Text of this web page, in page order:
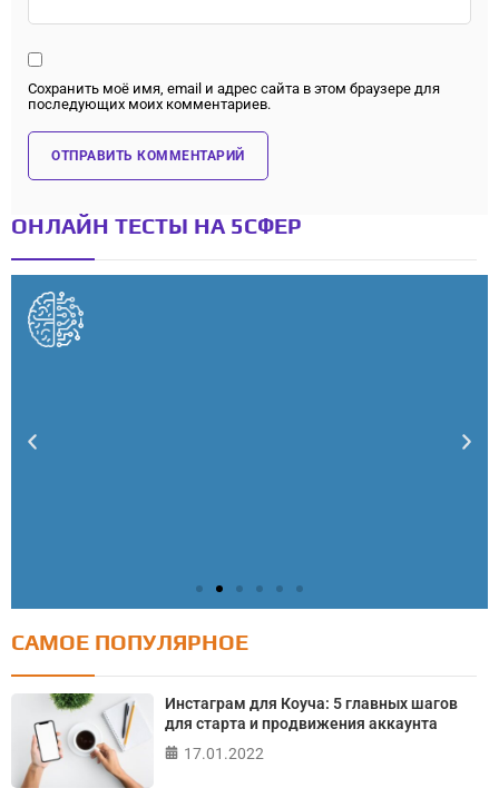
Сохранить моё имя, email и адрес сайта в этом браузере для
последующих моих комментариев.
ОНЛАЙН ТЕСТЫ НА 5СФЕР
Тест: Как я контролирую свою жизнь?
Онлайн тест на основе шкалы локуса контроля
Джулиана Роттера
САМОЕ ПОПУЛЯРНОЕ
Инстаграм для Коуча: 5 главных шагов
для старта и продвижения аккаунта
17.01.2022